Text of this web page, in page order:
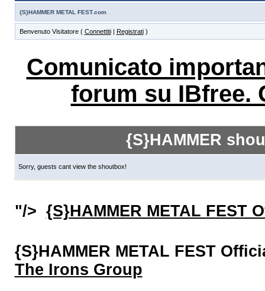
{S}HAMMER METAL FEST.com
Benvenuto Visitatore ( Connettiti| Registrati)
Comunicato
forum su IBfree.
{S}HAMMER
Sorry, guests cant view the shoutbox!
"/> {S}HAMMER METAL FEST
{S}HAMMER METAL FEST
The Irons Group